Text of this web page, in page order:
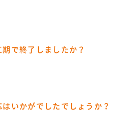
で終了しましたか？
いかがでしたでしょうか？